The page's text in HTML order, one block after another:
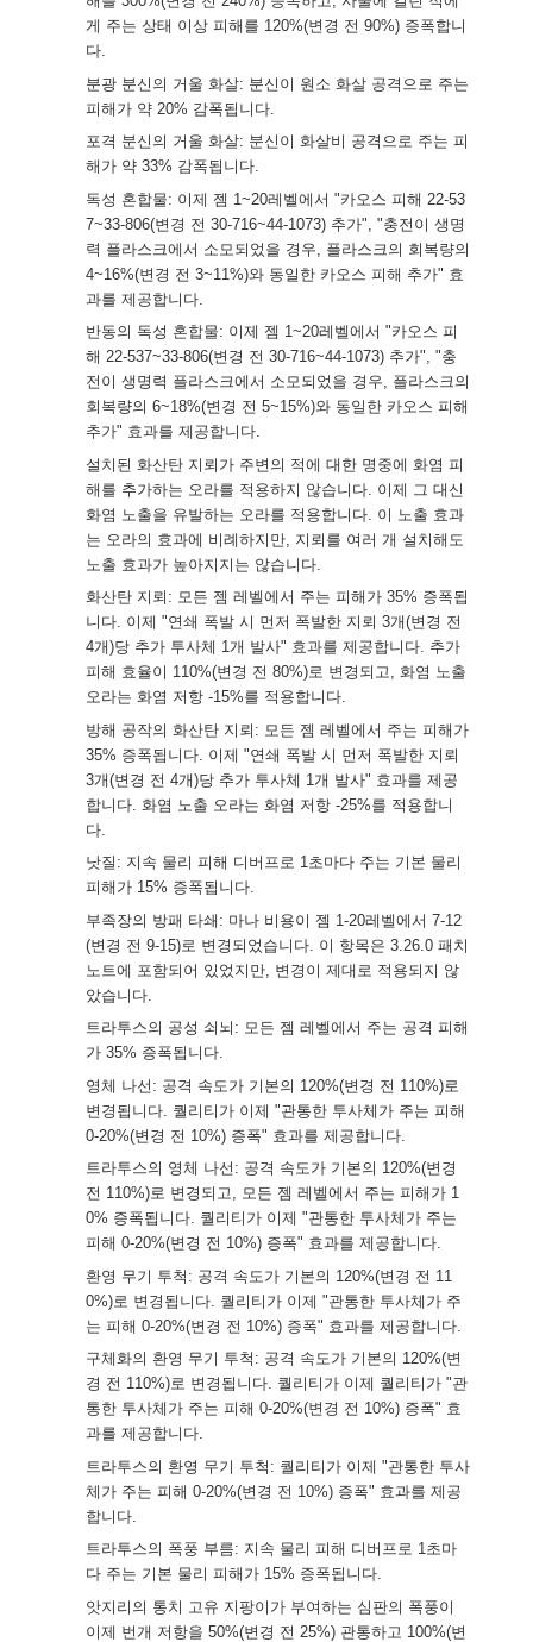
게 주는 상태 이상 피해를 120%(변경 전 90%) 증폭합니
다.
분광 분신의 거울 화살: 분신이 원소 화살 공격으로 주는
피해가 약 20% 감폭됩니다.
포격 분신의 거울 화살: 분신이 화살비 공격으로 주는 피
해가 약 33% 감폭됩니다.
독성 혼합물: 이제 젬 1~20레벨에서 "카오스 피해 22-53
7~33-806(변경 전 30-716~44-1073) 추가", "충전이 생명
력 플라스크에서 소모되었을 경우, 플라스크의 회복량의
4~16%(변경 전 3~11%)와 동일한 카오스 피해 추가" 효
과를 제공합니다.
반동의 독성 혼합물: 이제 젬 1~20레벨에서 "카오스 피
해 22-537~33-806(변경 전 30-716~44-1073) 추가", "충
전이 생명력 플라스크에서 소모되었을 경우, 플라스크의
회복량의 6~18%(변경 전 5~15%)와 동일한 카오스 피해
추가" 효과를 제공합니다.
설치된 화산탄 지뢰가 주변의 적에 대한 명중에 화염 피
해를 추가하는 오라를 적용하지 않습니다. 이제 그 대신
화염 노출을 유발하는 오라를 적용합니다. 이 노출 효과
는 오라의 효과에 비례하지만, 지뢰를 여러 개 설치해도
노출 효과가 높아지지는 않습니다.
화산탄 지뢰: 모든 젬 레벨에서 주는 피해가 35% 증폭됩
니다. 이제 "연쇄 폭발 시 먼저 폭발한 지뢰 3개(변경 전
4개)당 추가 투사체 1개 발사" 효과를 제공합니다. 추가
피해 효율이 110%(변경 전 80%)로 변경되고, 화염 노출
오라는 화염 저항 -15%를 적용합니다.
방해 공작의 화산탄 지뢰: 모든 젬 레벨에서 주는 피해가
35% 증폭됩니다. 이제 "연쇄 폭발 시 먼저 폭발한 지뢰
3개(변경 전 4개)당 추가 투사체 1개 발사" 효과를 제공
합니다. 화염 노출 오라는 화염 저항 -25%를 적용합니
다.
낫질: 지속 물리 피해 디버프로 1초마다 주는 기본 물리
피해가 15% 증폭됩니다.
부족장의 방패 타쇄: 마나 비용이 젬 1-20레벨에서 7-12
(변경 전 9-15)로 변경되었습니다. 이 항목은 3.26.0 패치
노트에 포함되어 있었지만, 변경이 제대로 적용되지 않
았습니다.
트라투스의 공성 쇠뇌: 모든 젬 레벨에서 주는 공격 피해
가 35% 증폭됩니다.
영체 나선: 공격 속도가 기본의 120%(변경 전 110%)로
변경됩니다. 퀄리티가 이제 "관통한 투사체가 주는 피해
0-20%(변경 전 10%) 증폭" 효과를 제공합니다.
트라투스의 영체 나선: 공격 속도가 기본의 120%(변경
전 110%)로 변경되고, 모든 젬 레벨에서 주는 피해가 1
0% 증폭됩니다. 퀄리티가 이제 "관통한 투사체가 주는
피해 0-20%(변경 전 10%) 증폭" 효과를 제공합니다.
환영 무기 투척: 공격 속도가 기본의 120%(변경 전 11
0%)로 변경됩니다. 퀄리티가 이제 "관통한 투사체가 주
는 피해 0-20%(변경 전 10%) 증폭" 효과를 제공합니다.
구체화의 환영 무기 투척: 공격 속도가 기본의 120%(변
경 전 110%)로 변경됩니다. 퀄리티가 이제 퀄리티가 "관
통한 투사체가 주는 피해 0-20%(변경 전 10%) 증폭" 효
과를 제공합니다.
트라투스의 환영 무기 투척: 퀄리티가 이제 "관통한 투사
체가 주는 피해 0-20%(변경 전 10%) 증폭" 효과를 제공
합니다.
트라투스의 폭풍 부름: 지속 물리 피해 디버프로 1초마
다 주는 기본 물리 피해가 15% 증폭됩니다.
앗지리의 통치 고유 지팡이가 부여하는 심판의 폭풍이
이제 번개 저항을 50%(변경 전 25%) 관통하고 100%(변